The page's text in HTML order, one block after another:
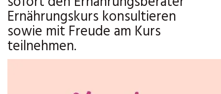
Ernährungskurs konsultieren
sowie mit Freude am Kurs
teilnehmen.